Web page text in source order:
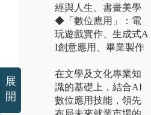
經與人生、書畫美學
◆「數位應用」：電
玩遊戲實作、生成式A
I創意應用、畢業製作
在文學及文化專業知
識的基礎上，結合AI
數位應用技能，領先
展
開